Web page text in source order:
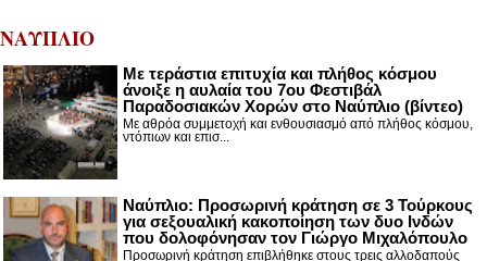
ΝΑΥΠΛΙΟ
Με τεράστια επιτυχία και πλήθος κόσμου
άνοιξε η αυλαία του 7ου Φεστιβάλ
Παραδοσιακών Χορών στο Ναύπλιο (βίντεο)
Με αθρόα συμμετοχή και ενθουσιασμό από πλήθος κόσμου,
ντόπιων και επισ...
Ναύπλιο: Προσωρινή κράτηση σε 3 Τούρκους
για σεξουαλική κακοποίηση των δυο Ινδών
που δολοφόνησαν τον Γιώργο Μιχαλόπουλο
Προσωρινή κράτηση επιβλήθηκε στους τρεις αλλοδαπούς